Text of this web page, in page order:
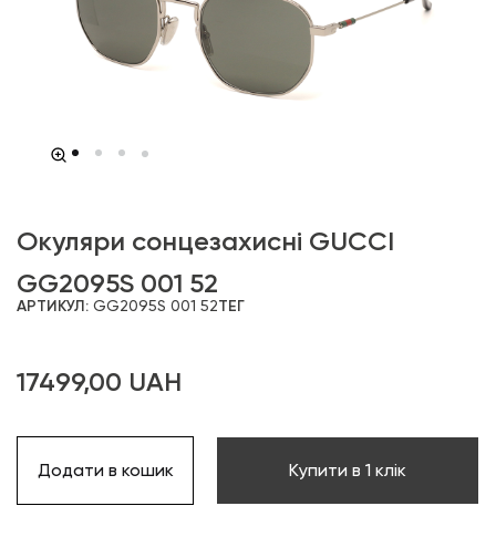
Окуляри сонцезахисні GUCCI
GG2095S 001 52
АРТИКУЛ: GG2095S 001 52ТЕГ
17499,00 UAH
Додати в кошик Купити в 1 клік